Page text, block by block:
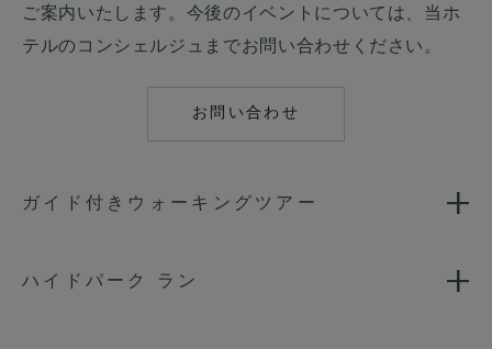
ご案内いたします。今後のイベントについては、当ホ
テルのコンシェルジュまでお問い合わせください。
お問い合わせ
MAILTO:
ガイド付きウォーキングツアー
ハイドパーク ラン